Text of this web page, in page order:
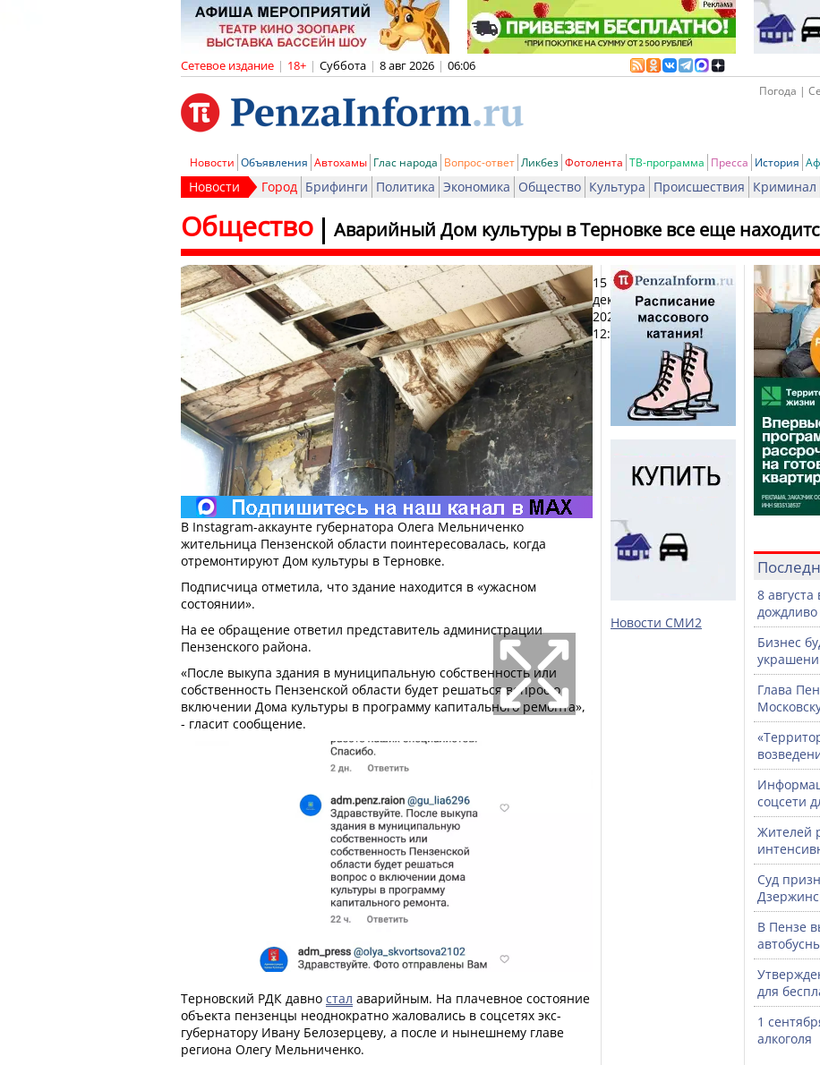
Сетевое издание | 18+ | Суббота | 8 авг 2026 | 06:06
Погода |
Новости Объявления Автохамы Глас народа Вопрос-ответ Ликбез Фотолента ТВ-программа Пресса История
Новости Город Брифинги Политика Экономика Общество Культура Происшествия Криминал
Аварийный Дом культуры в Терновке все еще
Общество
15
декабря
2021,
12:54
В Instagram-аккаунте губернатора Олега Мельниченко
жительница Пензенской области поинтересовалась, когда
отремонтируют Дом культуры в Терновке.
Подписчица отметила, что здание находится в «ужасном
состоянии».
На ее обращение ответил представитель администрации
Пензенского района.
«После выкупа здания в муниципальную собственность или
собственность Пензенской области будет решаться вопрос о
включении Дома культуры в программу капитального ремонта»,
- гласит сообщение.
Терновский РДК давно стал аварийным. На плачевное состояние
объекта пензенцы неоднократно жаловались в соцсетях экс-
губернатору Ивану Белозерцеву, а после и нынешнему главе
региона Олегу Мельниченко.
Новости СМИ2
8
Бизнес
Глава
соцсети
Жителей
Суд
В Пензе
для
1
алкоголя